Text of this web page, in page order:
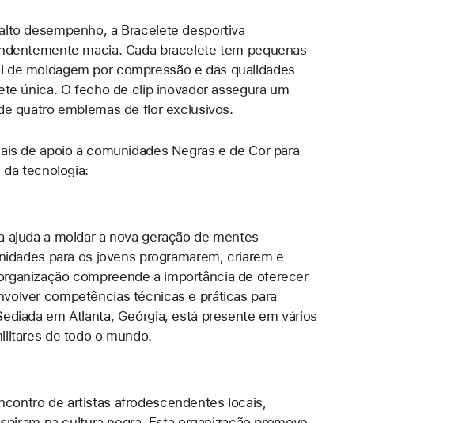
desempenho, a Bracelete desportiva
macia. Cada bracelete tem pequenas
moldagem por compressão e das qualidades
única. O fecho de clip inovador assegura um
quatro emblemas de flor exclusivos.
de apoio a comunidades Negras e de Cor para
tecnologia:
a moldar a nova geração de mentes
para os jovens programarem, criarem e
compreende a importância de oferecer
competências técnicas e práticas para
em Atlanta, Geórgia, está presente em vários
de todo o mundo.
de artistas afrodescendentes locais,